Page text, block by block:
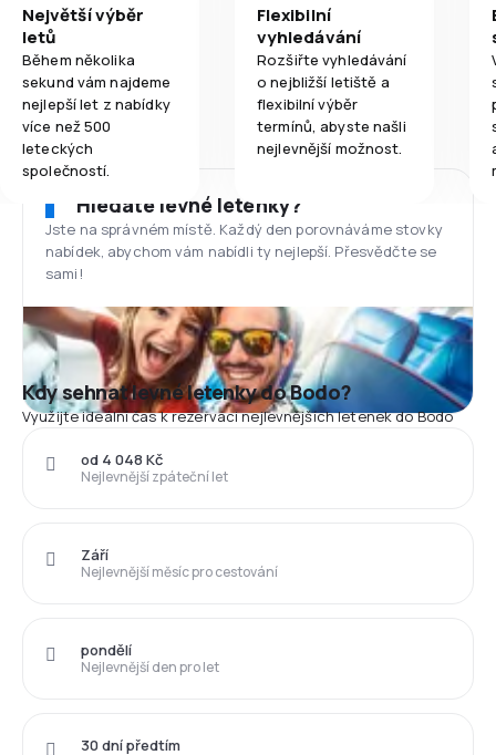
Největší výběr
letů
Během několika
sekund vám najdeme
nejlepší let z nabídky
více než 500
leteckých
společností.
Flexibilní
vyhledávání
Rozšiřte vyhledávání
o nejbližší letiště a
flexibilní výběr
termínů, abyste našli
nejlevnější možnost.
Hledáte levné letenky?
Jste na správném místě. Každý den porovnáváme stovky
nabídek, abychom vám nabídli ty nejlepší. Přesvědčte se
sami!
Kdy sehnat levné letenky do Bodo?
Využijte ideální čas k rezervaci nejlevnějších letenek do Bodo
Nejlevnější zpáteční let
od 4 048 Kč
Nejlevnější měsíc pro cestování
Září
Nejlevnější den pro let
pondělí
30 dní předtím